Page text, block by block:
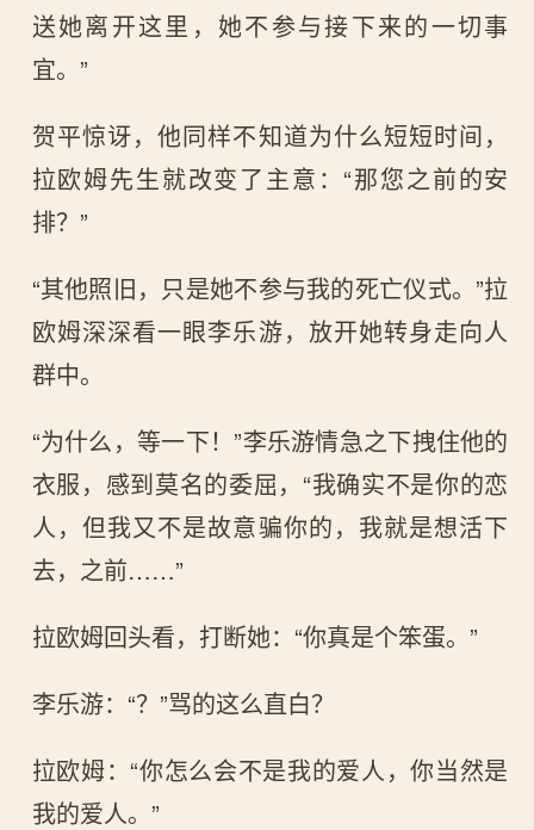
送她离开这里，她不参与接下来的一切事
宜。”
贺平惊讶，他同样不知道为什么短短时间，
拉欧姆先生就改变了主意：“那您之前的安
排？”
“其他照旧，只是她不参与我的死亡仪式。”拉
欧姆深深看一眼李乐游，放开她转身走向人
群中。
“为什么，等一下！”李乐游情急之下拽住他的
衣服，感到莫名的委屈，“我确实不是你的恋
人，但我又不是故意骗你的，我就是想活下
去，之前……”
拉欧姆回头看，打断她：“你真是个笨蛋。”
李乐游：“？”骂的这么直白？
拉欧姆：“你怎么会不是我的爱人，你当然是
我的爱人。”